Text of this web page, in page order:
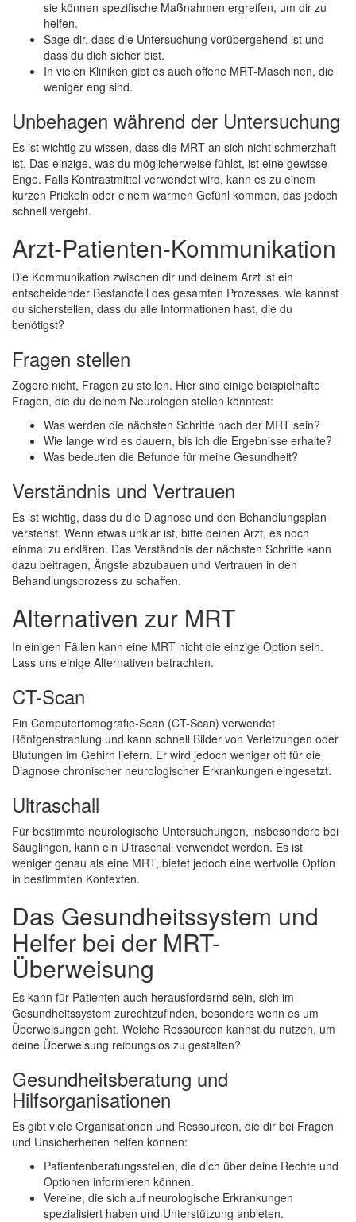
sie können spezifische Maßnahmen ergreifen, um dir zu
helfen.
Sage dir, dass die Untersuchung vorübergehend ist und
dass du dich sicher bist.
In vielen Kliniken gibt es auch offene MRT-Maschinen, die
weniger eng sind.
Unbehagen während der Untersuchung
Es ist wichtig zu wissen, dass die MRT an sich nicht schmerzhaft
ist. Das einzige, was du möglicherweise fühlst, ist eine gewisse
Enge. Falls Kontrastmittel verwendet wird, kann es zu einem
kurzen Prickeln oder einem warmen Gefühl kommen, das jedoch
schnell vergeht.
Arzt-Patienten-Kommunikation
Die Kommunikation zwischen dir und deinem Arzt ist ein
entscheidender Bestandteil des gesamten Prozesses. wie kannst
du sicherstellen, dass du alle Informationen hast, die du
benötigst?
Fragen stellen
Zögere nicht, Fragen zu stellen. Hier sind einige beispielhafte
Fragen, die du deinem Neurologen stellen könntest:
Was werden die nächsten Schritte nach der MRT sein?
Wie lange wird es dauern, bis ich die Ergebnisse erhalte?
Was bedeuten die Befunde für meine Gesundheit?
Verständnis und Vertrauen
Es ist wichtig, dass du die Diagnose und den Behandlungsplan
verstehst. Wenn etwas unklar ist, bitte deinen Arzt, es noch
einmal zu erklären. Das Verständnis der nächsten Schritte kann
dazu beitragen, Ängste abzubauen und Vertrauen in den
Behandlungsprozess zu schaffen.
Alternativen zur MRT
In einigen Fällen kann eine MRT nicht die einzige Option sein.
Lass uns einige Alternativen betrachten.
CT-Scan
Ein Computertomografie-Scan (CT-Scan) verwendet
Röntgenstrahlung und kann schnell Bilder von Verletzungen oder
Blutungen im Gehirn liefern. Er wird jedoch weniger oft für die
Diagnose chronischer neurologischer Erkrankungen eingesetzt.
Ultraschall
Für bestimmte neurologische Untersuchungen, insbesondere bei
Säuglingen, kann ein Ultraschall verwendet werden. Es ist
weniger genau als eine MRT, bietet jedoch eine wertvolle Option
in bestimmten Kontexten.
Das Gesundheitssystem und
Helfer bei der MRT-
Überweisung
Es kann für Patienten auch herausfordernd sein, sich im
Gesundheitssystem zurechtzufinden, besonders wenn es um
Überweisungen geht. Welche Ressourcen kannst du nutzen, um
deine Überweisung reibungslos zu gestalten?
Gesundheitsberatung und
Hilfsorganisationen
Es gibt viele Organisationen und Ressourcen, die dir bei Fragen
und Unsicherheiten helfen können:
Patientenberatungsstellen, die dich über deine Rechte und
Optionen informieren können.
Vereine, die sich auf neurologische Erkrankungen
spezialisiert haben und Unterstützung anbieten.